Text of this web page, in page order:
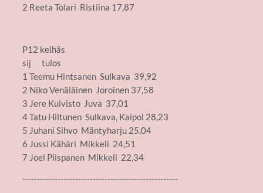
2 Reeta Tolari Ristiina 17,87
P12 keihäs
sij tulos
1 Teemu Hintsanen Sulkava 39,92
2 Niko Venäläinen Joroinen 37,58
3 Jere Kuivisto Juva 37,01
4 Tatu Hiltunen Sulkava, Kaipol 28,23
5 Juhani Sihvo Mäntyharju 25,04
6 Jussi Kähäri Mikkeli 24,51
7 Joel Piispanen Mikkeli 22,34
-----------------------------------------------------